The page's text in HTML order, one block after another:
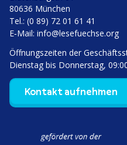
80636 München
Tel.: (0 89) 72 01 61 41
E‑Mail: info@lesefuechse.org
Öffnungs­zeiten der
Dienstag bis Donnerstag,
Kontakt aufnehmen